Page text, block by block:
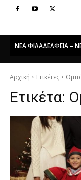
ΝΕΑ ΦΙΛΑΔΕΛΦΕΙΑ –
Αρχική Ετικέτες
Ετικέτα: